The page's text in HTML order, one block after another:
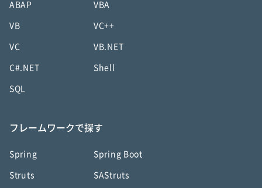
ABAP VBA
VB VC++
VC VB.NET
C#.NET Shell
SQL
フレームワークで探す
Spring Spring Boot
Struts SAStruts